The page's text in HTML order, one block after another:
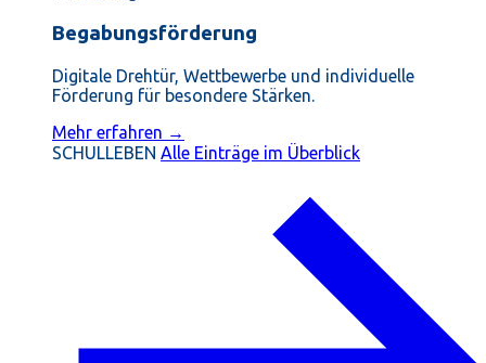
Begabungsförderung
Digitale Drehtür, Wettbewerbe und individuelle
Förderung für besondere Stärken.
Mehr erfahren →
SCHULLEBEN Alle Einträge im Überblick